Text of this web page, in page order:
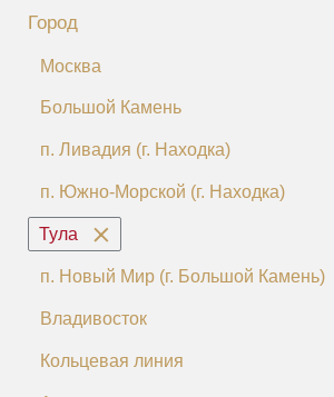
Город
Москва
Большой Камень
п. Ливадия (г. Находка)
п. Южно-Морской (г. Находка)
Тула
п. Новый Мир (г. Большой Камень)
Владивосток
Кольцевая линия